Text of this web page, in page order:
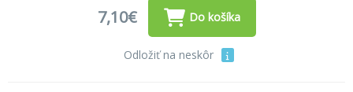
7,10€ Do košíka
Odložiť na neskôr